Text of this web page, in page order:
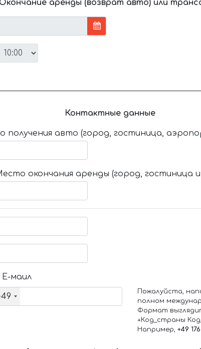
Окончание аренды (возврат авто) или
Контактные данные
получения авто (город, гостиница,
окончания аренды (город, гостиница
маил
Пожалуйста,
полном
Формат
+Код_страны
Например, +49